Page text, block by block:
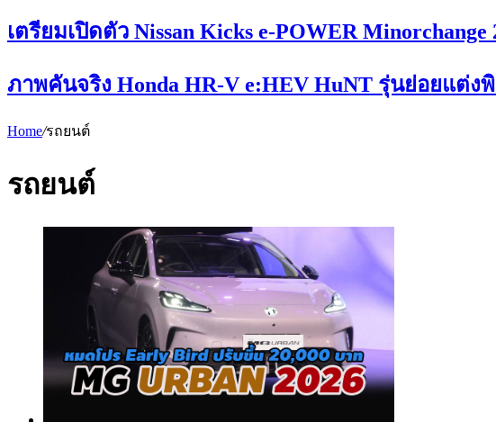
เตรียมเปิดตัว Nissan Kicks e-POWER
ภาพคันจริง Honda HR-V e:HEV HuNT รุ่นย่อยแต่งพิ
Home/รถยนต์
รถยนต์